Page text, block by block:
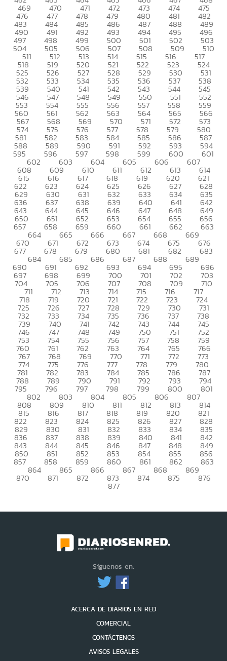
469 470 471 472 473 474 475
476 477 478 479 480 481 482
483 484 485 486 487 488 489
490 491 492 493 494 495 496
497 498 499 500 501 502 503
504 505 506 507 508 509 510
511 512 513 514 515 516 517
518 519 520 521 522 523 524
525 526 527 528 529 530 531
532 533 534 535 536 537 538
539 540 541 542 543 544 545
546 547 548 549 550 551 552
553 554 555 556 557 558 559
560 561 562 563 564 565 566
567 568 569 570 571 572 573
574 575 576 577 578 579 580
581 582 583 584 585 586 587
588 589 590 591 592 593 594
595 596 597 598 599 600 601
602 603 604 605 606 607
608 609 610 611 612 613 614
615 616 617 618 619 620 621
622 623 624 625 626 627 628
629 630 631 632 633 634 635
636 637 638 639 640 641 642
643 644 645 646 647 648 649
650 651 652 653 654 655 656
657 658 659 660 661 662 663
664 665 666 667 668 669
670 671 672 673 674 675 676
677 678 679 680 681 682 683
684 685 686 687 688 689
690 691 692 693 694 695 696
697 698 699 700 701 702 703
704 705 706 707 708 709 710
711 712 713 714 715 716 717
718 719 720 721 722 723 724
725 726 727 728 729 730 731
732 733 734 735 736 737 738
739 740 741 742 743 744 745
746 747 748 749 750 751 752
753 754 755 756 757 758 759
760 761 762 763 764 765 766
767 768 769 770 771 772 773
774 775 776 777 778 779 780
781 782 783 784 785 786 787
788 789 790 791 792 793 794
795 796 797 798 799 800 801
802 803 804 805 806 807
808 809 810 811 812 813 814
815 816 817 818 819 820 821
822 823 824 825 826 827 828
829 830 831 832 833 834 835
836 837 838 839 840 841 842
843 844 845 846 847 848 849
850 851 852 853 854 855 856
857 858 859 860 861 862 863
864 865 866 867 868 869
870 871 872 873 874 875 876
877
Síguenos en:
ACERCA DE DIARIOS EN RED
COMERCIAL
CONTÁCTENOS
AVISOS LEGALES